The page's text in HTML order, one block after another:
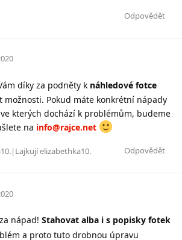
Odpovědět
díky za podněty k náhledové fotce
možnosti. Pokud máte konkrétní nápady
kterých dochází k problémům, budeme
na info@rajce.net
Odpovědět
.|Lajkujíelizabethka10.
nápad! Stahovat alba i s popisky fotek
a proto tuto drobnou úpravu